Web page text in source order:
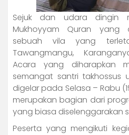
Sejuk dan udara dingin
Mukhoyyam Quran yang
sebuah vila yang
Tawangmangu,
Acara yang diharapkan
semangat santri takhossus
digelar pada Selasa – Rabu
merupakan bagian dari
yang biasa diselenggarakan
Peserta yang mengikuti